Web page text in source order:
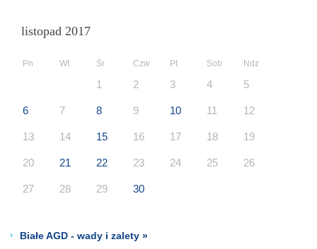
listopad 2017
Pn Wt Śr Czw Pt Sob Ndz
1 2 3 4 5
6 7 8 9 10 11 12
13 14 15 16 17 18 19
20 21 22 23 24 25 26
27 28 29 30
Białe AGD - wady i zalety »